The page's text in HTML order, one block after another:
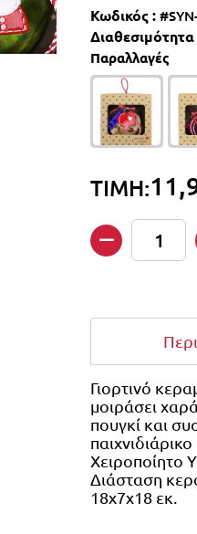
Κωδικός :
Διαθεσιμότητα
Παραλλαγές
ΤΙΜΗ:
Γιορτινό
μοιράσει
πουγκί και
Χειροποίητο
Διάσταση
18x7x18 εκ.